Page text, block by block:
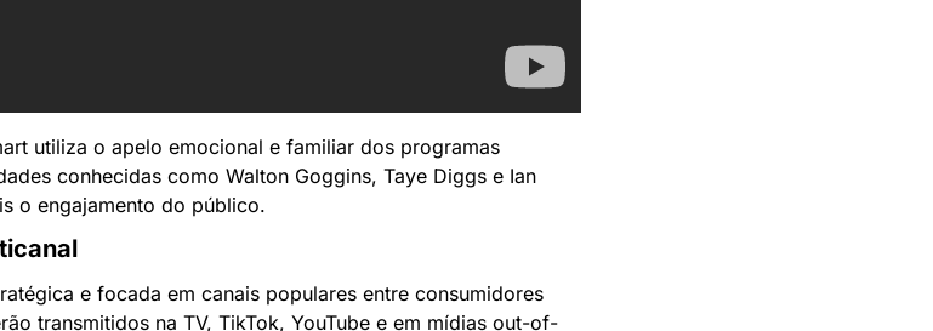
utiliza o apelo emocional e familiar dos programas
conhecidas como Walton Goggins, Taye Diggs e Ian
o engajamento do público.
e focada em canais populares entre consumidores
transmitidos na TV, TikTok, YouTube e em mídias out-of-